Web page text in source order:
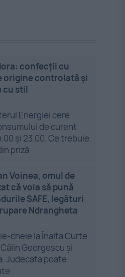
confecții cu
origine controlată și
cu stil
Energiei cere
de curent
și 23.00. Ce trebuie
priză
Voinea, omul de
că voia să pună
SAFE, legături
Ndrangheta
cheie la Înalta Curte
Georgescu și
Judecata poate